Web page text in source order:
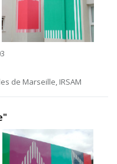
de Marseille, IRSAM